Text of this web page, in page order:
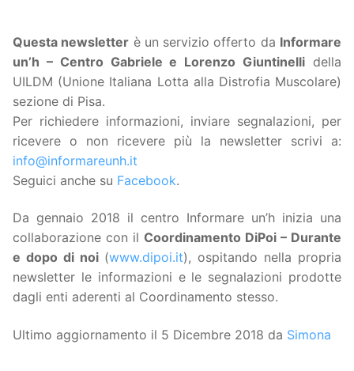
Questa newsletter è un servizio offerto da Informare
un’h – Centro Gabriele e Lorenzo Giuntinelli della
UILDM (Unione Italiana Lotta alla Distrofia Muscolare)
sezione di Pisa.
Per richiedere informazioni, inviare segnalazioni, per
ricevere o non ricevere più la newsletter scrivi a:
info@informareunh.it
Seguici anche su Facebook.
Da gennaio 2018 il centro Informare un’h inizia una
collaborazione con il Coordinamento DiPoi – Durante
e dopo di noi(www.dipoi.it), ospitando nella propria
newsletter le informazioni e le segnalazioni prodotte
dagli enti aderenti al Coordinamento stesso.
Ultimo aggiornamento il 5 Dicembre 2018 da Simona